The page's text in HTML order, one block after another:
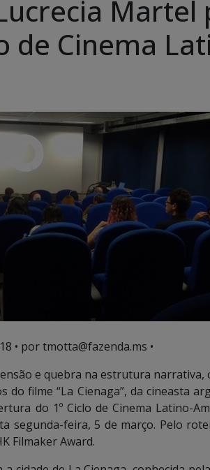
de Cinema
• por tmotta@fazenda.ms •
e quebra na estrutura
do filme “La Cienaga”, da cineasta
do 1º Ciclo de Cinema Latino-
segunda-feira, 5 de março. Pelo
Filmaker Award.